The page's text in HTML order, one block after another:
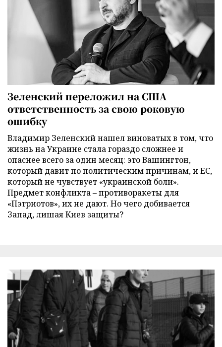
Зеленский переложил на США
ответственность за свою роковую
ошибку
Владимир Зеленский нашел виноватых в том, что
жизнь на Украине стала гораздо сложнее и
опаснее всего за один месяц: это Вашингтон,
который давит по политическим причинам, и ЕС,
который не чувствует «украинской боли».
Предмет конфликта – противоракеты для
«Пэтриотов», их не дают. Но чего добивается
Запад, лишая Киев защиты?